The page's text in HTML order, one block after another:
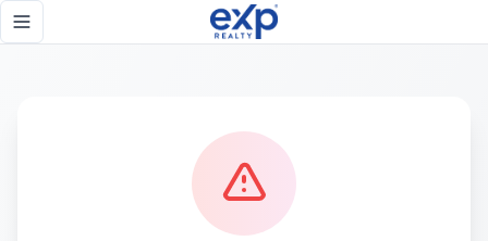
Toggle navigation menu
Página no encontrada - eXp Realty República Dominicana